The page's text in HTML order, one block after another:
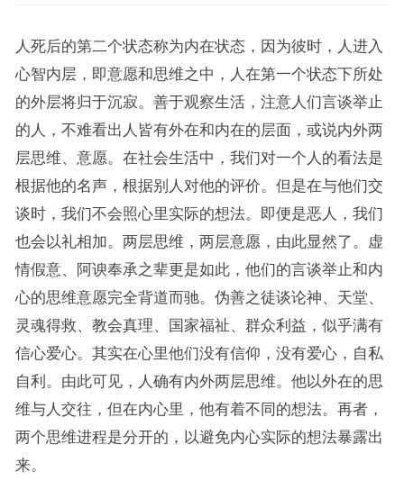
人死后的第二个状态称为内在状态，因为彼时，人进入
心智内层，即意愿和思维之中，人在第一个状态下所处
的外层将归于沉寂。善于观察生活，注意人们言谈举止
的人，不难看出人皆有外在和内在的层面，或说内外两
层思维、意愿。在社会生活中，我们对一个人的看法是
根据他的名声，根据别人对他的评价。但是在与他们交
谈时，我们不会照心里实际的想法。即便是恶人，我们
也会以礼相加。两层思维，两层意愿，由此显然了。虚
情假意、阿谀奉承之辈更是如此，他们的言谈举止和内
心的思维意愿完全背道而驰。伪善之徒谈论神、天堂、
灵魂得救、教会真理、国家福祉、群众利益，似乎满有
信心爱心。其实在心里他们没有信仰，没有爱心，自私
自利。由此可见，人确有内外两层思维。他以外在的思
维与人交往，但在内心里，他有着不同的想法。再者，
两个思维进程是分开的，以避免内心实际的想法暴露出
来。